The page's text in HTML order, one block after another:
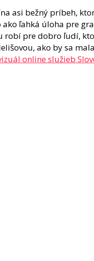
asi bežný príbeh,
ľahká úloha pre
robí pre dobro ľudí,
ako by sa
online služieb